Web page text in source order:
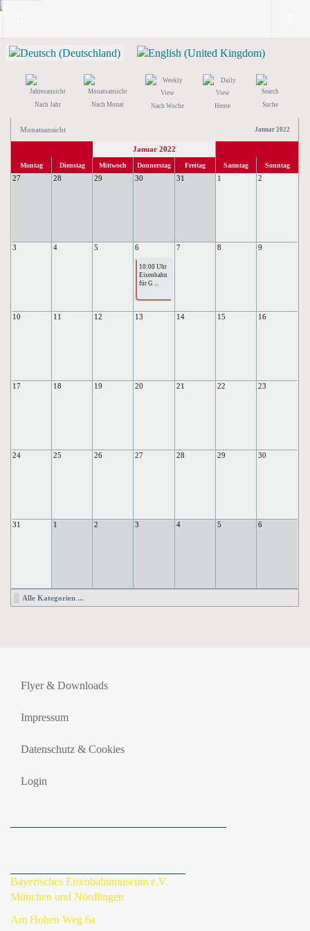
Nach Jahr Nach Monat Nach Woche Heute Suche
Monatsansicht Januar 2022
Januar 2022
Montag Dienstag Mittwoch Donnerstag Freitag Samstag Sonntag
27 28 29 30 31 1 2
3 4 5 6 7 8 9
10:00 Uhr
Eisenbahn
für G ...
10 11 12 13 14 15 16
17 18 19 20 21 22 23
24 25 26 27 28 29 30
31 1 2 3 4 5 6
Alle Kategorien ...
Flyer & Downloads
Impressum
Datenschutz & Cookies
Login
Bayerisches Eisenbahnmuseum e.V.
München und Nördlingen
Am Hohen Weg 6a